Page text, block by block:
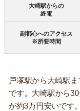
大崎駅からの
終電
副都心へのアクセス
※所要時間
戸塚駅から大崎駅
です。大崎駅から
が約3万円安いです。